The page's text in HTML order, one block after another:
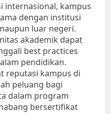
internasional, kampus
dengan institusi
luar negeri.
akademik dapat
best practices
pendidikan.
reputasi kampus di
peluang bagi
dalam program
bersertifikat